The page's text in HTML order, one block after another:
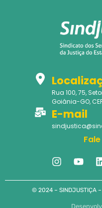
Rua 100, 75,
Goiânia-GO,
E-mail
© 2024 – SINDJUSTIÇA